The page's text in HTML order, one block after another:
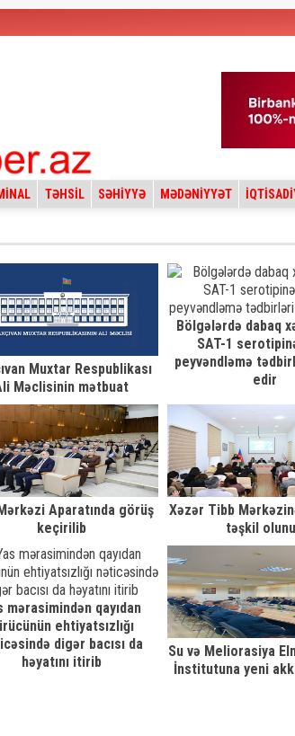
TƏHSİL SƏHİYYƏ MƏDƏNİYYƏT
Muxtar Respublikası
Məclisinin mətbuat
xidmətinin məlumatı
Bölgələrdə dabaq
SAT-1
peyvəndləmə
edir
Aparatında görüş
keçirilib
Xəzər Tibb
təşkil
mərasimindən qayıdan
ehtiyatsızlığı
digər bacısı da
həyatını itirib
Su və Meliorasiya
İnstitutuna yeni